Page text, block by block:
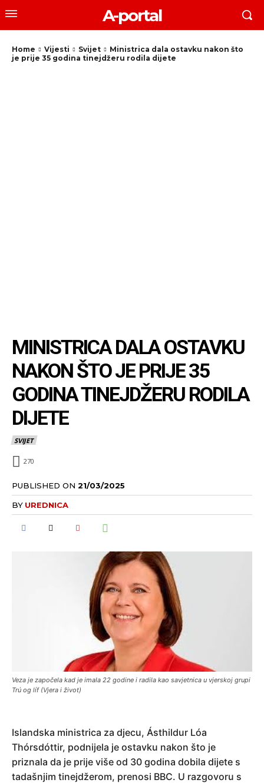
A-portal
Home Vijesti Svijet
Ministrica dala ostavku nakon što
je prije 35 godina tinejdžeru rodila dijete
MINISTRICA DALA OSTAVKU
NAKON ŠTO JE PRIJE 35
GODINA TINEJDŽERU RODILA
DIJETE
SVIJET
270
PUBLISHED ON 21/03/2025
BY UREDNICA
Veza je započela kad je imala 22 godine i radila kao savjetnica u vjerskoj grupi
Trú og líf (Vjera i život)
Islandska ministrica za djecu, Ásthildur Lóa
Thórsdóttir, podnijela je ostavku nakon što je
priznala da je prije više od 30 godina dobila dijete s
tadašnjim tinejdžerom, prenosi BBC. U razgovoru s